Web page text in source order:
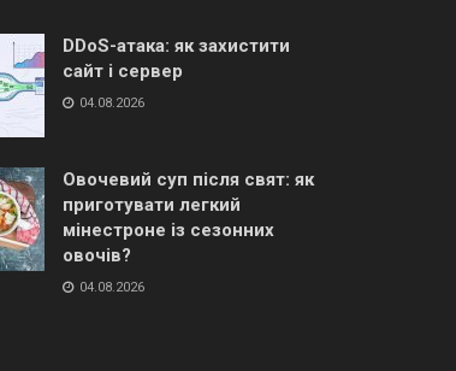
DDoS-атака: як захистити
сайт і сервер
04.08.2026
Овочевий суп після свят: як
приготувати легкий
мінестроне із сезонних
овочів?
04.08.2026